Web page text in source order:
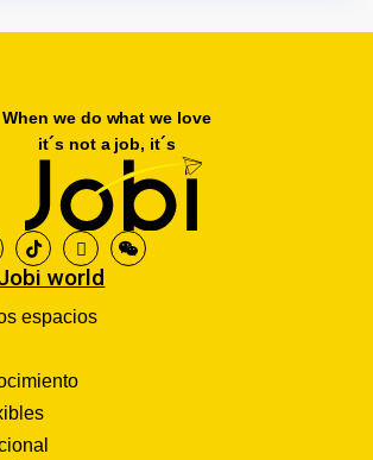
When we do what we love
it´s not a job, it´s
world
espacios